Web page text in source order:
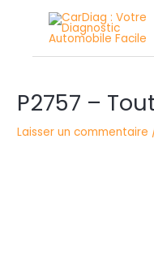
P2757 –
Laisser un commentaire
des
articles